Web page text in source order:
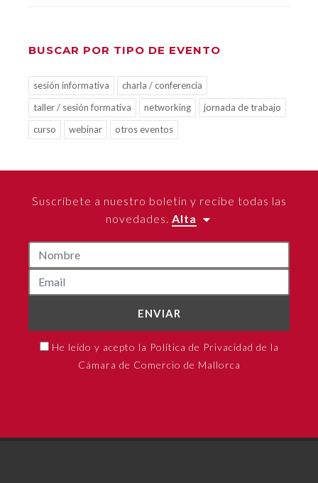
BUSCAR POR TIPO DE EVENTO
sesión informativa
charla / conferencia
taller / sesión formativa
networking
jornada de trabajo
curso
webinar otros eventos
Suscríbete a nuestro boletín y recibe todas las
novedades. Alta
ENVIAR
He leído y acepto la Política de Privacidad de la
Cámara de Comercio de Mallorca